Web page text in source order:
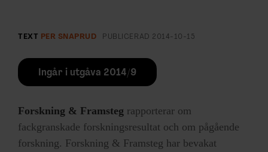
TEXT PER SNAPRUD PUBLICERAD 2014-10-15
Ingår i utgåva 2014/9
Forskning & Framsteg rapporterar om
fackgranskade forskningsresultat och om pågående
forskning. Forskning & Framsteg har bevakat